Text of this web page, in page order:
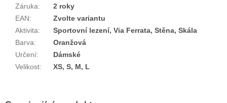
Záruka:
2 roky
EAN:
Zvolte variantu
Aktivita:
Sportovní lezení, Via Ferrata, Stěna, Skála
Barva:
Oranžová
Určení:
Dámské
Velikost: XS, S, M, L